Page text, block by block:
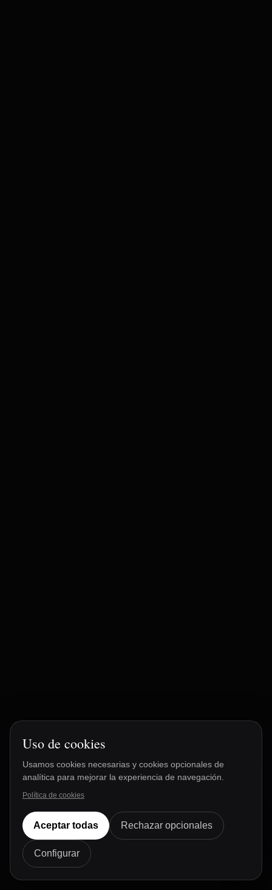
Lucía
DE TFB
Disponible ahora
Uso de cookies
Usamos cookies necesarias y cookies opcionales de
analítica para mejorar la experiencia de navegación.
Política de cookies
Aceptar todas Rechazar opcionales
Configurar